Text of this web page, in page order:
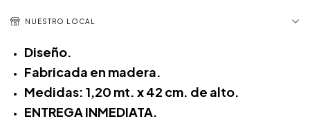
NUESTRO LOCAL
Diseño.
Fabricada en madera.
Medidas: 1,20 mt. x 42 cm. de alto.
ENTREGA INMEDIATA.